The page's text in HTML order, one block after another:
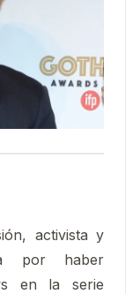
activista y
por haber
en la serie